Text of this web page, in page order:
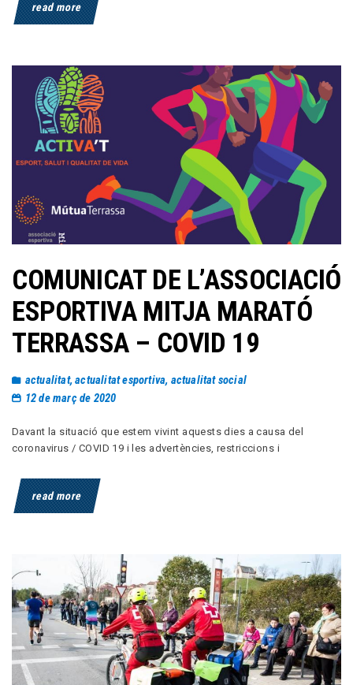
read more
COMUNICAT DE L’ASSOCIACIÓ
ESPORTIVA MITJA MARATÓ
TERRASSA – COVID 19
actualitat,actualitat esportiva, actualitat social
12 de març de 2020
Davant la situació que estem vivint aquests dies a causa del
coronavirus / COVID 19 i les advertències, restriccions i
read more